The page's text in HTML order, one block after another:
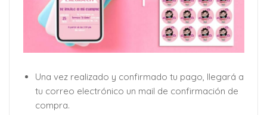
Una vez realizado y confirmado tu pago, llegará a
tu correo electrónico un mail de confirmación de
compra.